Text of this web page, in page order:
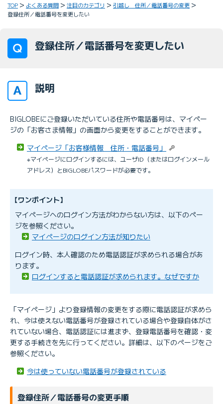
TOP よくある質問 注目のカテゴリ
引越し 住所／電話番号の変更
登録住所／電話番号を変更したい
登録住所／電話番号を変更したい
説明
BIGLOBEにご登録いただいている住所や電話番号は、マイペー
ジの「お客さま情報」の画面から変更をすることができます。
マイページ「お客様情報 住所・電話番号」
※マイページにログインするには、ユーザID（またはログインメール
アドレス）とBIGLOBEパスワードが必要です。
【ワンポイント】
マイページへのログイン方法がわからない方は、以下のペー
ジを参照ください。
マイページのログイン方法が知りたい
ログイン時、本人確認のため電話認証が求められる場合があ
ります。
ログインすると電話認証が求められます。なぜですか
「マイページ」より登録情報の変更をする際に電話認証が求めら
れ、今は使えない電話番号が登録されている場合や登録自体がさ
れていない場合、電話認証には進まず、登録電話番号を確認・変
更する手続きを先に行ってください。詳細は、以下のページをご
参照ください。
今は使っていない電話番号が登録されている
登録住所／電話番号の変更手順